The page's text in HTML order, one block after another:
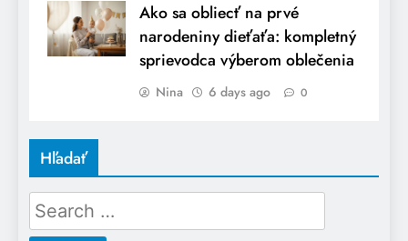
Ako sa obliecť na prvé
narodeniny dieťaťa: kompletný
sprievodca výberom oblečenia
Nina 6 days ago 0
Hľadať
Search
for: